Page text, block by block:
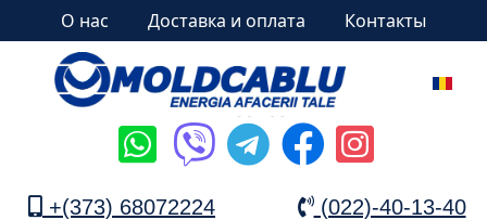
О нас Доставка и оплата Контакты
+(373) 68072224 (022)-40-13-40